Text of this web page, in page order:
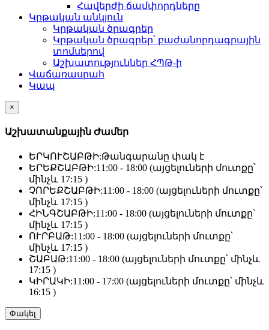
Հավերժի ճամփորդները
Կրթական անկյուն
Կրթական ծրագրեր
Կրթական ծրագրեր՝ բաժանորդագրային
տոմսերով
Աշխատություններ ՀՊԹ-ի
Վաճառասրահ
Կապ
×
Աշխատանքային Ժամեր
ԵՐԿՈՒՇԱԲԹԻ:Թանգարանը փակ է
ԵՐԵՔՇԱԲԹԻ:11:00 - 18:00 (այցելուների մուտքը՝
մինչև 17:15 )
ՉՈՐԵՔՇԱԲԹԻ:11:00 - 18:00 (այցելուների մուտքը՝
մինչև 17:15 )
ՀԻՆԳՇԱԲԹԻ:11:00 - 18:00 (այցելուների մուտքը՝
մինչև 17:15 )
ՈՒՐԲԱԹ:11:00 - 18:00 (այցելուների մուտքը՝
մինչև 17:15 )
ՇԱԲԱԹ:11:00 - 18:00 (այցելուների մուտքը՝ մինչև
17:15 )
ԿԻՐԱԿԻ:11:00 - 17:00 (այցելուների մուտքը՝ մինչև
16:15 )
Փակել